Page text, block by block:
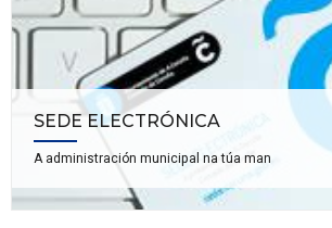
SEDE ELECTRÓNICA
A administración municipal na túa man